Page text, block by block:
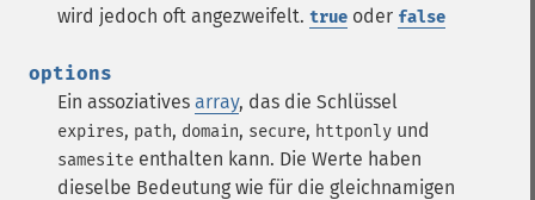
wird jedoch oft angezweifelt. true oder false
options
Ein assoziatives array, das die Schlüssel
expires, path, domain, secure, httponly und
samesite enthalten kann. Die Werte haben
dieselbe Bedeutung wie für die gleichnamigen